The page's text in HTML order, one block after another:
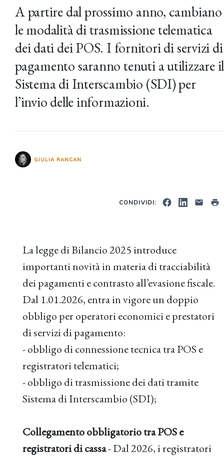
A partire dal prossimo anno, cambiano
le modalità di trasmissione telematica
dei dati dei POS. I fornitori di servizi di
pagamento saranno tenuti a utilizzare il
Sistema di Interscambio (SDI) per
l’invio delle informazioni.
GIULIA RANCAN
CONDIVIDI:
La legge di Bilancio 2025 introduce
importanti novità in materia di tracciabilità
dei pagamenti e contrasto all’evasione fiscale.
Dal 1.01.2026, entra in vigore un doppio
obbligo per operatori economici e prestatori
di servizi di pagamento:
- obbligo di connessione tecnica tra POS e
registratori telematici;
- obbligo di trasmissione dei dati tramite
Sistema di Interscambio (SDI);
Collegamento obbligatorio tra POS e
registratori di cassa- Dal 2026, i registratori